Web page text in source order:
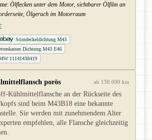
Ölflecken unter dem Motor, sichtbarer Ölfilm an
Ölgeruch im Motorraum
Stirndeckeldichtung M43
Dichtung M43 E46
11141438419
porös ab 130.000 km
Kühlmittelflansche an der Rückseite des
sind beim M43B18 eine bekannte
Sie werden mit zunehmendem Alter
empfehlen, alle Flansche gleichzeitig